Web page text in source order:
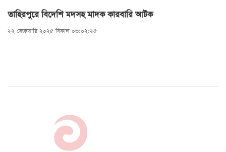
তাহিরপুরে বিদেশি মদসহ মাদক কারবারি আটক
২২ ফেব্রুয়ারি ২০২৫ বিকাল ০৩:০২:২৫